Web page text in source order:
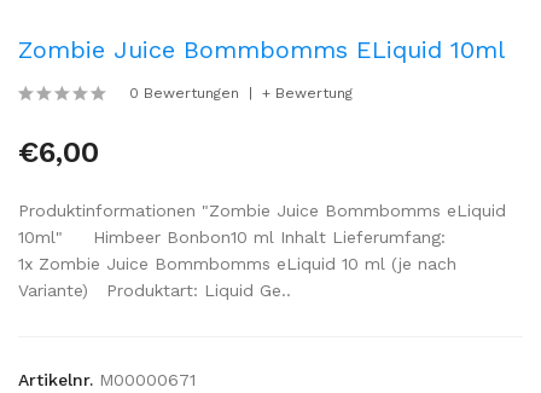
Zombie Juice Bommbomms ELiquid 10ml
0 Bewertungen + Bewertung
€6,00
Produktinformationen "Zombie Juice Bommbomms eLiquid
10ml" Himbeer Bonbon10 ml Inhalt Lieferumfang:
1x Zombie Juice Bommbomms eLiquid 10 ml (je nach
Variante) Produktart: Liquid Ge..
Artikelnr. M00000671